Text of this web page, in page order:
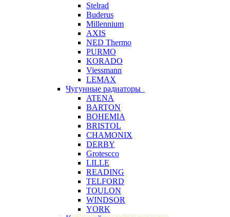
Stelrad
Buderus
Millennium
AXIS
NED Thermo
PURMO
KORADO
Viessmann
LEMAX
Чугунные радиаторы
ATENA
BARTON
BOHEMIA
BRISTOL
CHAMONIX
DERBY
Grotescco
LILLE
READING
TELFORD
TOULON
WINDSOR
YORK